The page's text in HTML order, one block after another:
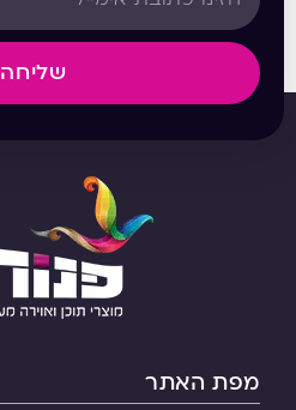
שליחה
מפת האתר